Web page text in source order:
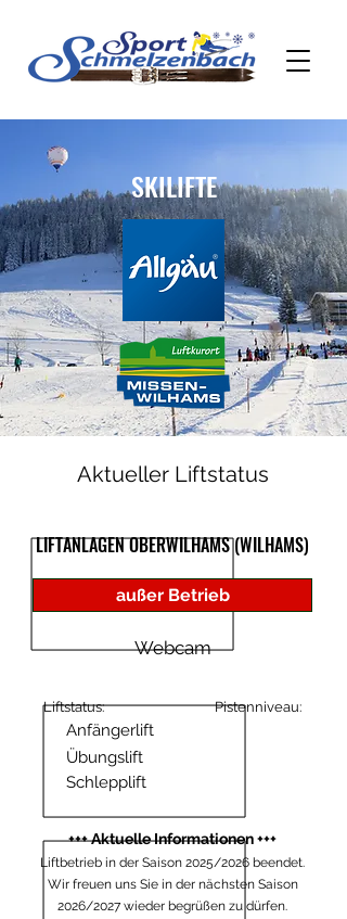
SKILIFTE
Aktueller Liftstatus
Übungslift
außer Betrieb
+++ Aktuelle Informationen +++
Liftbetrieb in der Saison 2025/2026 beendet.
Wir freuen uns Sie in der nächsten Saison
2026/2027 wieder begrüßen zu dürfen.
Anfängerlift
Schlepplift
Liftstatus: Pistenniveau:
Webcam
LIFTANLAGEN OBERWILHAMS (WILHAMS)